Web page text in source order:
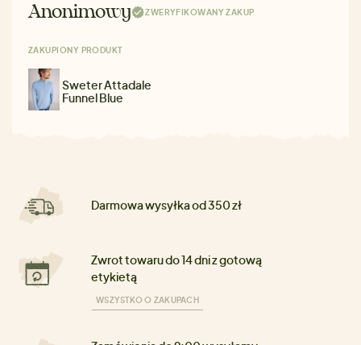
Anonimowy ZWERYFIKOWANY ZAKUP
ZAKUPIONY PRODUKT
Sweter Attadale
Funnel Blue
Darmowa wysyłka od 350 zł
Zwrot towaru do 14 dni z gotową
etykietą
WSZYSTKO O ZAKUPACH